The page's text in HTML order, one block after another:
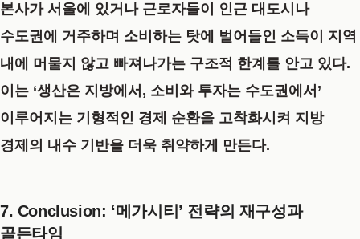
본사가 서울에 있거나 근로자들이 인근 대도시나
수도권에 거주하며 소비하는 탓에 벌어들인 소득이 지역
내에 머물지 않고 빠져나가는 구조적 한계를 안고 있다.
이는 ‘생산은 지방에서, 소비와 투자는 수도권에서’
이루어지는 기형적인 경제 순환을 고착화시켜 지방
경제의 내수 기반을 더욱 취약하게 만든다.
7. Conclusion: ‘메가시티’ 전략의 재구성과
골든타임